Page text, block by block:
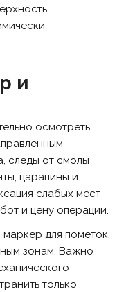
и
осмотреть
следы от смолы
царапины и
слабых мест
и цену операции.
маркер для пометок,
зонам. Важно
только